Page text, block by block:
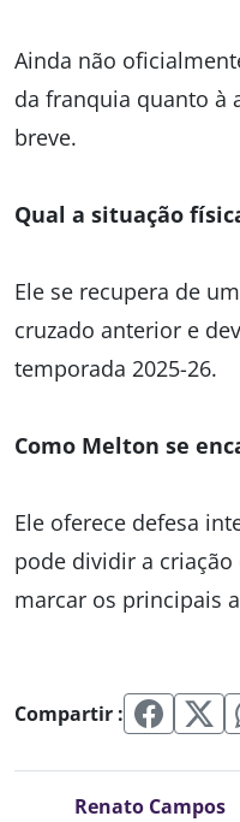
Ainda não
da franquia quanto à
breve.
Qual a situação
Ele se recupera de
cruzado anterior e
temporada 2025-26.
Como Melton se
Ele oferece defesa
pode dividir a
marcar os principais
Compartir :
Renato